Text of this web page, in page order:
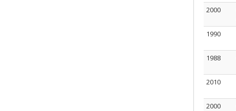
2000
1990
1988
2010
2000